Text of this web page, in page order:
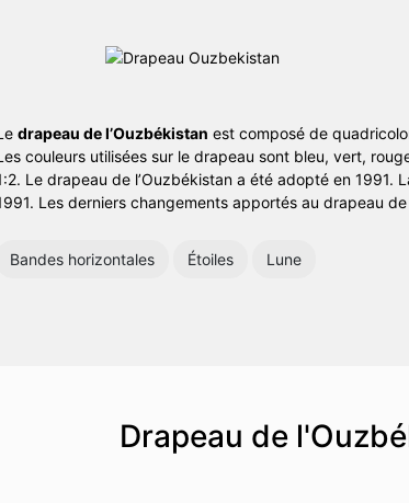
drapeau de l’Ouzbékistan est composé de
couleurs utilisées sur le drapeau sont bleu, vert,
Le drapeau de l’Ouzbékistan a été adopté en
Les derniers changements apportés au drapeau
Bandes horizontales Étoiles Lune
Drapeau de